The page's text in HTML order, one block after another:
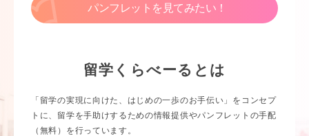
パンフレットを見てみたい！
留学くらべーるとは
「留学の実現に向けた、はじめの一歩のお手伝い」をコンセプ
トに、留学を手助けするための情報提供やパンフレットの手配
（無料）を行っています。